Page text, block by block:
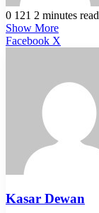
0 121 2 minutes read
Show More
Facebook X
Kasar Dewan